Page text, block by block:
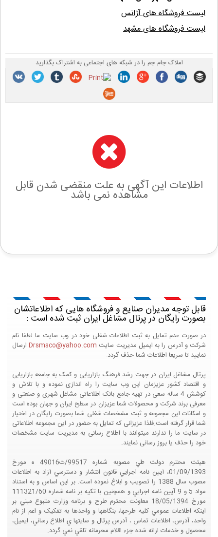
لیست فروشگاه های آژانس
لیست فروشگاه های مشهد
املاک جام جم را در شبکه های اجتماعی به اشتراک بگذارید
اطلاعات این آگهی به علت منقضی شدن قابل
مشاهده نمی باشد
قابل توجه مدیران صنایع و فروشگاه هایی که اطلاعاتشان
بصورت رایگان در پرتال مشاغل ایران ثبت شده است :
در صورت عدم تمایل به ثبت اطلاعات شغلی خود در وب سایت ما لطفا نام
شرکت و آدرس را به ایمیل مدیریت سایت Drsmsco@yahoo.comارسال
نمایید تا سریعا اطلاعات شما حذف گردد.
پرتال مشاغل ایران در جهت رشد فرهنگ بازاریابی و کمک به جامعه بازاریابی
و اقتصاد کشور عزیزمان این وب سایت را راه اندازی نموده و با تلاش و
کوشش 4 ساله سعی در تهیه جامع بانک اطلاعاتی مشاغل شهری و صنعتی و
معرفی برند شرکت و محصولات شما عزیزان در سطح ایران و جهان بوده است
و امکانات این مجموعه و ثبت مشخصات شغلی شما بصورت رایگان در اختیار
شما قرار گرفته است.فلذا عزیزانی که تمایل به حضور در این مجموعه اطلاعاتی
در سایت ما را ندارند میتوانند با اطلاع رسانی به مدیریت سایت مشخصات
خود را حذف یا بروز رسانی نمایند.
هيئت محترم دولت طي مصوبه شماره 99517/ت49016 ه مورخ
01/09/1393، آيين نامه اجرايي قانون انتشار و دسترسي آزاد به اطلاعات
مصوب سال 1388 را تصويب و ابلاغ نموده است. بر اين اساس و به استناد
مواد 5 و 9 آيين نامه اجرايي و همچنين با تکيه بر نامه شماره 111321/60
مورخ 18/05/1394 معاونت محترم طرح و برنامه وزارت متبوع مبني بر
اينکه اطلاعات عمومي کليه طرحها، بنگاهها و واحدها به تفکيک و اعم از نام
واحد، آدرس، اطلاعات تماس ، آدرس پرتال و سايتها ي اطلاع رساني، ايميل،
محصول و خدمات ارائه شده جزء اقلام محرمانه تلقي نمي گردد.